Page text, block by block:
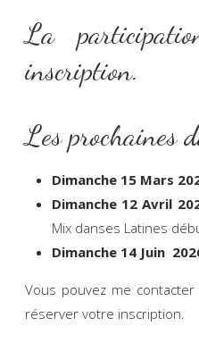
La
inscription.
Les
Dimanche 15 Mars
Dimanche 12 Avril
Mix danses Latines
Dimanche 14 Juin
Vous pouvez me
réserver votre inscription.